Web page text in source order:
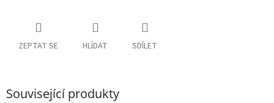
ZEPTAT SE HLÍDAT SDÍLET
Související produkty